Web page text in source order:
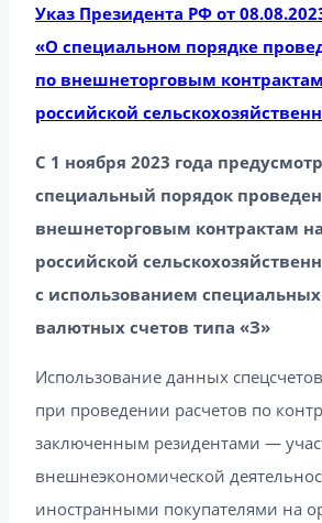
Указ Президента РФ от
«О специальном порядке
по внешнеторговым
российской
С 1 ноября 2023 года
специальный порядок
внешнеторговым контрактам
российской
с использованием
валютных счетов типа «З»
Использование данных спецсчетов
при проведении расчетов по
заключенным резидентами —
внешнеэкономической
иностранными покупателями на